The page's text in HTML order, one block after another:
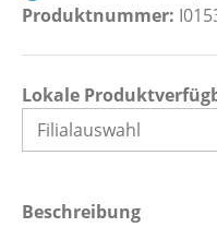
Produktnummer:
Lokale
Beschreibung